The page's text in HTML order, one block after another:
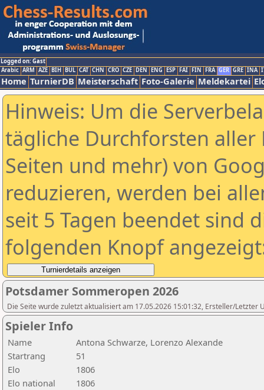
Logged on: Gast
Arabic ARM AZE BIH BUL CAT CHN CRO CZE DEN ENG ESP FAI FIN FRA GER GRE INA
Home TurnierDB Meisterschaft Foto-Galerie Meldekartei
Hinweis: Um die
tägliche Durchforsten aller
Seiten und mehr) von
reduzieren, werden bei
seit 5 Tagen beendet sind
folgenden Knopf
Potsdamer Sommeropen 2026
Die Seite wurde zuletzt aktualisiert am 17.05.2026 15:01:32, Ersteller/Letzter
Spieler Info
Name
Antona Schwarze, Lorenzo Alexande
Startrang
51
Elo
1806
Elo national
1806